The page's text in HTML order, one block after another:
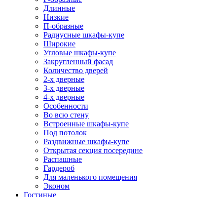
Длинные
Низкие
П-образные
Радиусные шкафы-купе
Широкие
Угловые шкафы-купе
Закругленный фасад
Количество дверей
2-х дверные
3-х дверные
4-х дверные
Особенности
Во всю стену
Встроенные шкафы-купе
Под потолок
Раздвижные шкафы-купе
Открытая секция посередине
Распашные
Гардероб
Для маленького помещения
Эконом
Гостиные